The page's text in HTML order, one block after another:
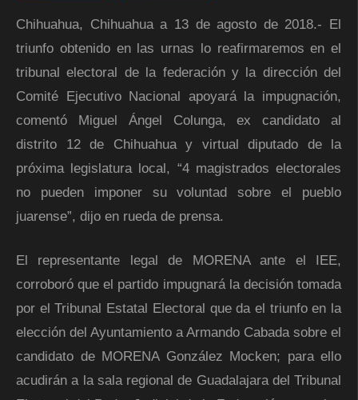
Chihuahua, Chihuahua a 13 de agosto de 2018.- El
triunfo obtenido en las urnas lo reafirmaremos en el
tribunal electoral de la federación y la dirección del
Comité Ejecutivo Nacional apoyará la impugnación,
comentó Miguel Ángel Colunga, ex candidato al
distrito 12 de Chihuahua y virtual diputado de la
próxima legislatura local, “4 magistrados electorales
no pueden imponer su voluntad sobre el pueblo
juarense”, dijo en rueda de prensa.
El representante legal de MORENA ante el IEE,
corroboró que el partido impugnará la decisión tomada
por el Tribunal Estatal Electoral que da el triunfo en la
elección del Ayuntamiento a Armando Cabada sobre el
candidato de MORENA González Mocken; para ello
acudirán a la sala regional de Guadalajara del Tribunal